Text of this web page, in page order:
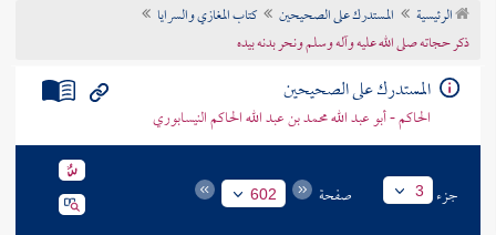
تراجم الأعلام
الرئيسية المستدرك على الصحيحين
كتاب المغازي والسرايا
ذكر حجاته صلى الله عليه وآله وسلم ونحر بدنه بيده
المستدرك على الصحيحين
الحاكم - أبو عبد الله محمد بن عبد الله الحاكم النيسابوري
جزء 3 صفحة 602